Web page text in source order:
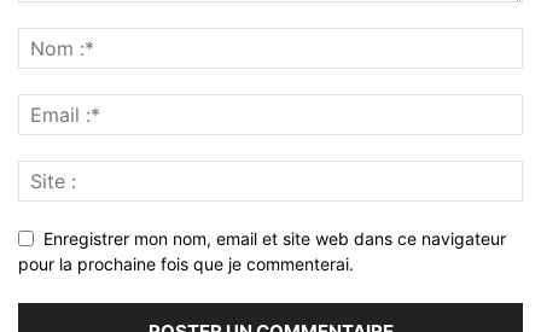
Enregistrer mon nom, email et site web dans ce navigateur
pour la prochaine fois que je commenterai.